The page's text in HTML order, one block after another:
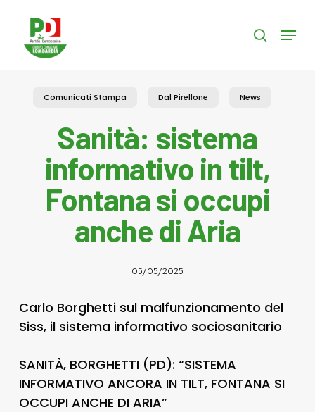
content
search
Menu
Comunicati Stampa Dal Pirellone News
Sanità: sistema
informativo in tilt,
Fontana si occupi
anche di Aria
05/05/2025
Carlo Borghetti sul malfunzionamento del
Siss, il sistema informativo sociosanitario
SANITÀ, BORGHETTI (PD): “SISTEMA
INFORMATIVO ANCORA IN TILT, FONTANA SI
OCCUPI ANCHE DI ARIA”